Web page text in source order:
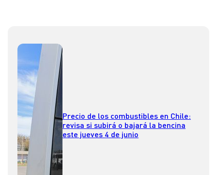
Precio de los combustibles en Chile:
revisa si subirá o bajará la bencina
este jueves 4 de junio